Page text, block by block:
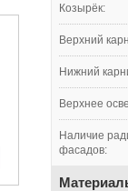
Козырёк:
Верхний
Нижний
Верхнее
Наличие
фасадов: